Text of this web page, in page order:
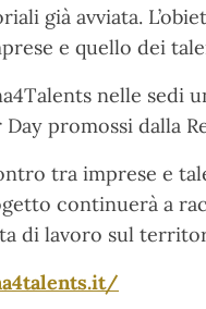
già avviata.
e quello dei
nelle
promossi dalla
tra imprese e
continuerà a
di lavoro sul